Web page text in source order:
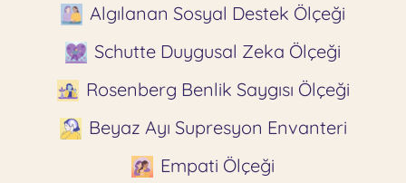
Algılanan Sosyal Destek Ölçeği
Schutte Duygusal Zeka Ölçeği
Rosenberg Benlik Saygısı Ölçeği
Beyaz Ayı Supresyon Envanteri
Empati Ölçeği